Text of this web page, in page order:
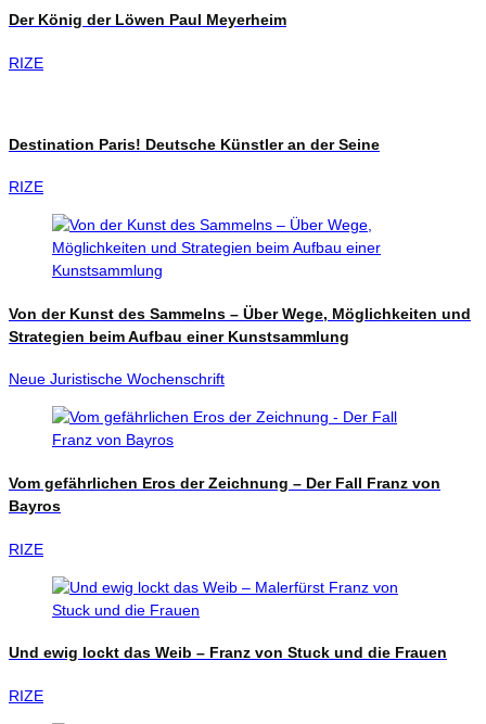
Der König der Löwen Paul Meyerheim
RIZE
Destination Paris! Deutsche Künstler an der Seine
RIZE
Von der Kunst des Sammelns – Über Wege, Möglichkeiten und
Strategien beim Aufbau einer Kunstsammlung
Neue Juristische Wochenschrift
Vom gefährlichen Eros der Zeichnung – Der Fall Franz von
Bayros
RIZE
Und ewig lockt das Weib – Franz von Stuck und die Frauen
RIZE